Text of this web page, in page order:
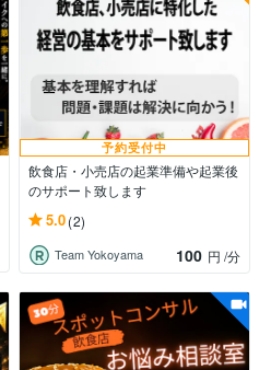
予約受付中
飲食店・小売店の起業準備や起業後
のサポート致します
5.0(2)
Team Yokoyama 100 円 /分